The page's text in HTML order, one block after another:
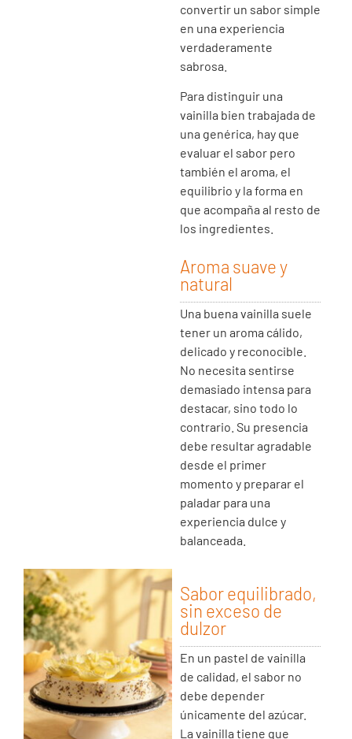
convertir un sabor simple
en una experiencia
verdaderamente
sabrosa.
Para distinguir una
vainilla bien trabajada de
una genérica, hay que
evaluar el sabor pero
también el aroma, el
equilibrio y la forma en
que acompaña al resto de
los ingredientes.
Aroma suave y
natural
Una buena vainilla suele
tener un aroma cálido,
delicado y reconocible.
No necesita sentirse
demasiado intensa para
destacar, sino todo lo
contrario. Su presencia
debe resultar agradable
desde el primer
momento y preparar el
paladar para una
experiencia dulce y
balanceada.
Sabor equilibrado,
sin exceso de
dulzor
En un pastel de vainilla
de calidad, el sabor no
debe depender
únicamente del azúcar.
La vainilla tiene que